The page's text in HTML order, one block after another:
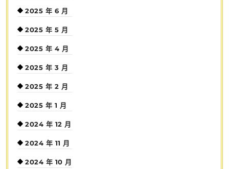
2025 年 6 月
2025 年 5 月
2025 年 4 月
2025 年 3 月
2025 年 2 月
2025 年 1 月
2024 年 12 月
2024 年 11 月
2024 年 10 月